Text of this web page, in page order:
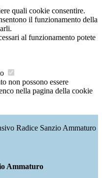
quali cookie consentire.
il funzionamento della
al funzionamento potete
non possono essere
nella pagina della cookie
Radice Sanzio Ammaturo
Ammaturo